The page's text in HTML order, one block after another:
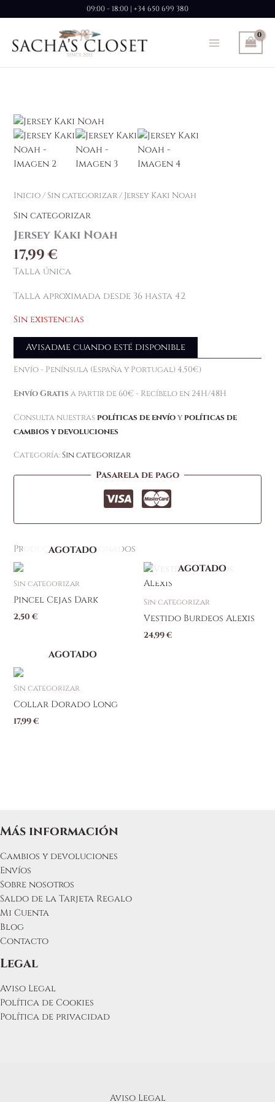
al
09:00 - 18:00 | +34 650 699 380
Inicio/Sin categorizar/ Jersey Kaki Noah
Sin categorizar
Jersey Kaki Noah
17,99€
Talla única
Talla aproximada desde 36 hasta 42
Sin existencias
Avisadme cuando esté disponible
Envío - Península (España y Portugal) 4,50€)
Envío Gratis a partir de 60€ - Recíbelo en 24H/48H
Consulta nuestras políticas de envíoy políticas de
cambios y devoluciones
Categoría:Sin categorizar
Pasarela de pago
Productos relacionados
AGOTADO
Sin categorizar
Pincel Cejas Dark
2,50€
AGOTADO
Sin categorizar
Vestido Burdeos Alexis
24,99€
AGOTADO
Sin categorizar
Collar Dorado Long
17,99€
Más información
Cambios y devoluciones
Envíos
Sobre nosotros
Saldo de la Tarjeta Regalo
Mi Cuenta
Blog
Contacto
Legal
Aviso Legal
Política de Cookies
Política de privacidad
Aviso Legal